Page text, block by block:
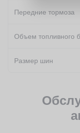
Передние тормоза
Объем топливного
Размер шин